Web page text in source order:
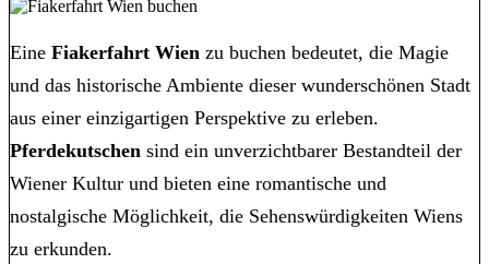
Eine Fiakerfahrt Wien zu buchen bedeutet, die Magie
und das historische Ambiente dieser wunderschönen Stadt
aus einer einzigartigen Perspektive zu erleben.
Pferdekutschen sind ein unverzichtbarer Bestandteil der
Wiener Kultur und bieten eine romantische und
nostalgische Möglichkeit, die Sehenswürdigkeiten Wiens
zu erkunden.